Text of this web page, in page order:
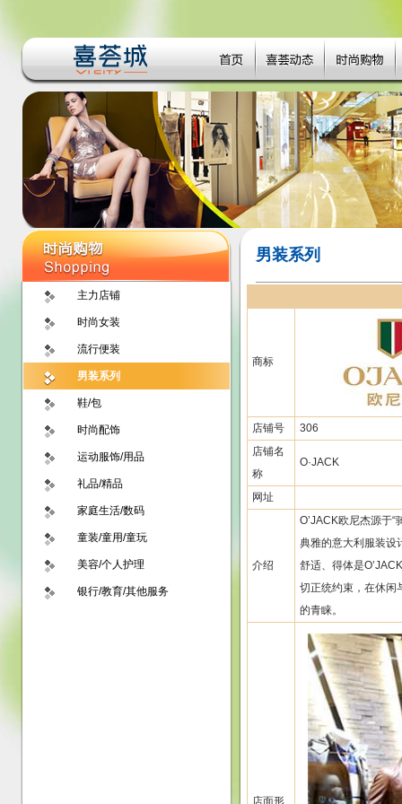
主力店铺
时尚女装
流行便装
男装系列
鞋/包
时尚配饰
运动服饰/用品
礼品/精品
家庭生活/数码
童装/童用/童玩
美容/个人护理
银行/教育/其他服务
男装系列
商标
店铺号
306
店铺名
称
O·JACK
网址
介绍
O’JACK欧尼杰源于
典雅的意大利服装设
舒适、得体是
切正统约束，在休闲
的青睐。
店面形